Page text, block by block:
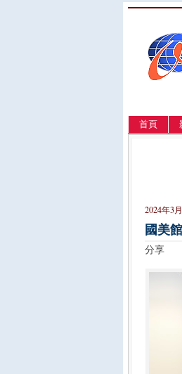
首頁
2024年3
國美
分享